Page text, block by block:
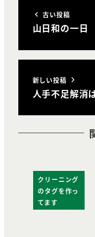
古い投稿
山日和の一日
新しい投稿
人手不足解消
クリーニング
のタグを作っ
てます